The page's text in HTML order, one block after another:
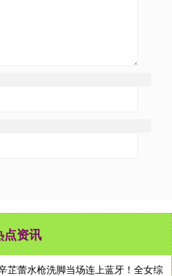
点资讯
芷蕾水枪洗脚当场连上蓝牙！全女综